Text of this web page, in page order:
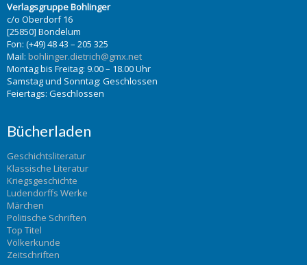
Verlagsgruppe Bohlinger
c/o Oberdorf 16
[25850] Bondelum
Fon: (+49) 48 43 – 205 325
Mail: bohlinger.dietrich@gmx.net
Montag bis Freitag: 9.00 – 18.00 Uhr
Samstag und Sonntag: Geschlossen
Feiertags: Geschlossen
Bücherladen
Geschichtsliteratur
Klassische Literatur
Kriegsgeschichte
Ludendorffs Werke
Märchen
Politische Schriften
Top Titel
Völkerkunde
Zeitschriften